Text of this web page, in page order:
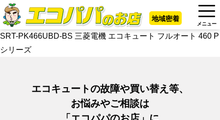
地域密着
メニュー
SRT-PK466UBD-BS 三菱電機 エコキュート フルオート 460 P
シリーズ
エコキュートの故障や買い替え等、
お悩みやご相談は